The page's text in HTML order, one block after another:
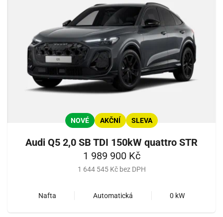
NOVÉ AKČNÍ SLEVA
Audi Q5 2,0 SB TDI 150kW quattro STR
1 989 900 Kč
1 644 545 Kč bez DPH
Nafta Automatická 0 kW